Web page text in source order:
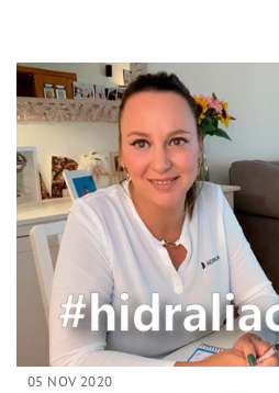
05 NOV 2020